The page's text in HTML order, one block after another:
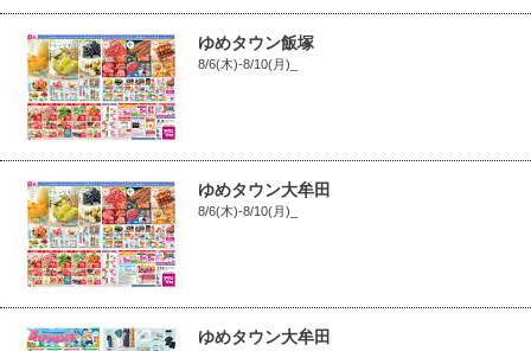
ゆめタウン飯塚
8/6(木)-8/10(月)_
ゆめタウン大牟田
8/6(木)-8/10(月)_
ゆめタウン大牟田